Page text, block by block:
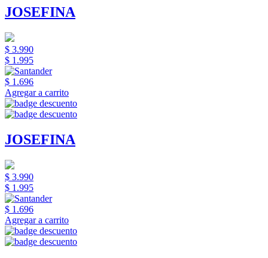
JOSEFINA
$ 3.990
$ 1.995
$ 1.696
Agregar a carrito
JOSEFINA
$ 3.990
$ 1.995
$ 1.696
Agregar a carrito